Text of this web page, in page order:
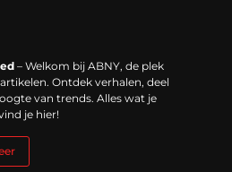
– Welkom bij ABNY, de plek
Ontdek verhalen, deel
van trends. Alles wat je
je hier!